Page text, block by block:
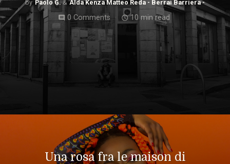
Paolo G. Alda Kenza Matteo Reda - Berrai Barriera -
comment 0 Comments access_time10 min read
Una rosa fra le maison di